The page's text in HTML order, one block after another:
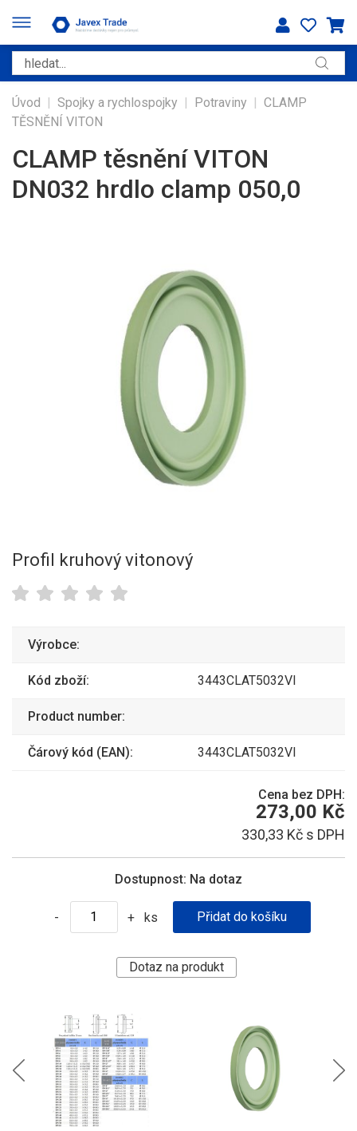
Úvod | Spojky a rychlospojky | Potraviny | CLAMP
TĚSNĚNÍ VITON
CLAMP těsnění VITON
DN032 hrdlo clamp 050,0
Profil kruhový vitonový
Výrobce:
Kód zboží: 3443CLAT5032VI
Product number:
Čárový kód (EAN): 3443CLAT5032VI
Cena bez DPH:
273,00 Kč
330,33 Kč s DPH
Dostupnost: Na dotaz
- + ks
Dotaz na produkt